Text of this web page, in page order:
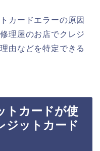
カードエラーの原因
理屋のお店でクレジ
由などを特定できる
トカードが使
ジットカード